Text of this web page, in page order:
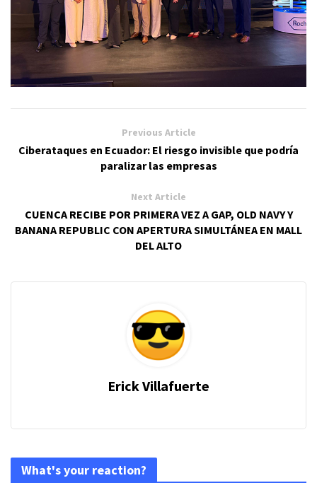
Previous Article
Ciberataques en Ecuador: El riesgo invisible que podría
paralizar las empresas
Next Article
CUENCA RECIBE POR PRIMERA VEZ A GAP, OLD NAVY Y
BANANA REPUBLIC CON APERTURA SIMULTÁNEA EN MALL
DEL ALTO
Erick Villafuerte
What's your reaction?